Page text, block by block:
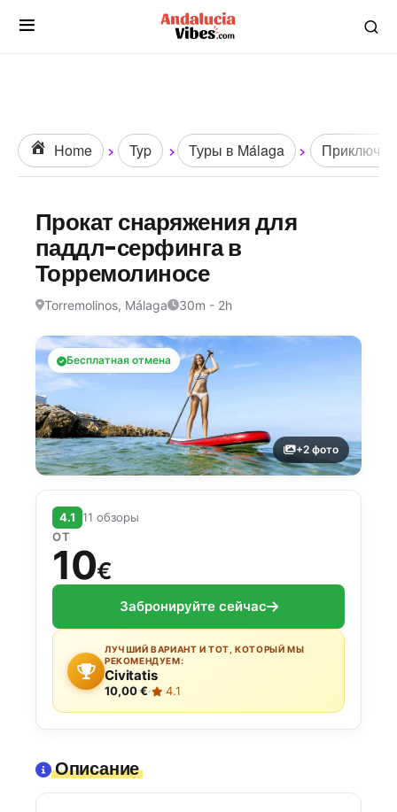
Home Typ Туры в Málaga
Прокат снаряжения для
паддл-серфинга в
Торремолиносе
Torremolinos, Málaga 30m - 2h
Бесплатная отмена
+2 фото
4.1 11 обзоры
ОТ
10€
Забронируйте сейчас
ЛУЧШИЙ ВАРИАНТ И ТОТ, КОТОРЫЙ МЫ
РЕКОМЕНДУЕМ:
Civitatis
10,00 €· 4.1
Описание